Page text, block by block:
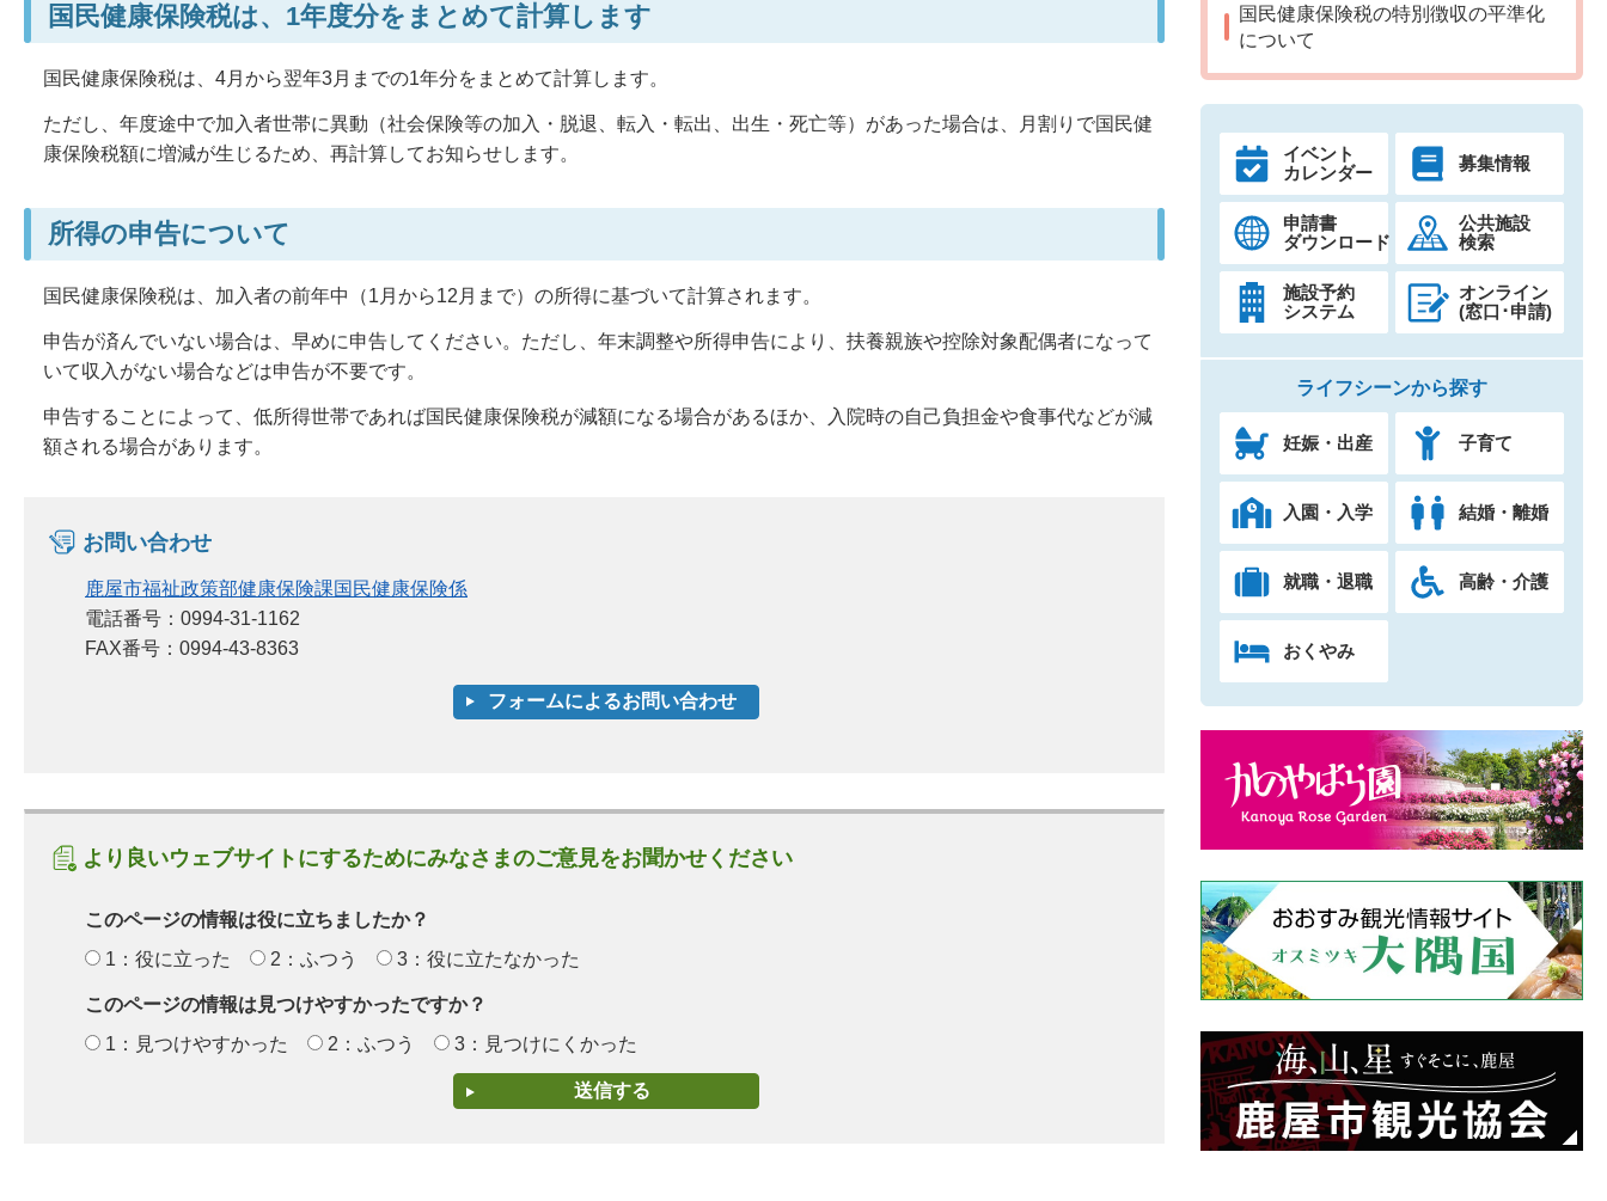
国民健康保険税は、1年度分をまとめて計算します
国民健康保険税は、4月から翌年3月までの1年分をまとめて計算します。
ただし、年度途中で加入者世帯に異動（社会保険等の加入・脱退、転入・転出、出生・死亡等）があった場合は、月割りで国民健
康保険税額に増減が生じるため、再計算してお知らせします。
所得の申告について
国民健康保険税は、加入者の前年中（1月から12月まで）の所得に基づいて計算されます。
申告が済んでいない場合は、早めに申告してください。ただし、年末調整や所得申告により、扶養親族や控除対象配偶者になって
いて収入がない場合などは申告が不要です。
申告することによって、低所得世帯であれば国民健康保険税が減額になる場合があるほか、入院時の自己負担金や食事代などが減
額される場合があります。
お問い合わせ
鹿屋市福祉政策部健康保険課国民健康保険係
電話番号：0994-31-1162
FAX番号：0994-43-8363
より良いウェブサイトにするためにみなさまのご意見をお聞かせください
このページの情報は役に立ちましたか？
1：役に立った
2：ふつう 3：役に立たなかった
このページの情報は見つけやすかったですか？
1：見つけやすかった
2：ふつう 3：見つけにくかった
国民健康保険税の特別徴収の平準化
について
イベント
カレンダー
募集情報
申請書
ダウンロード
公共施設
検索
施設予約
システム
オンライン
(窓口･申請)
ライフシーンから探す
妊娠・出産 子育て
入園・入学 結婚・離婚
就職・退職 高齢・介護
おくやみ